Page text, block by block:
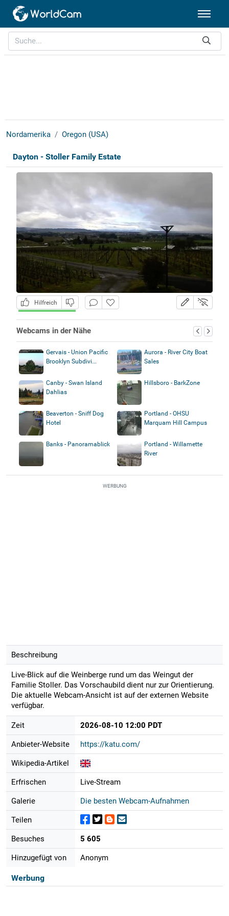
Nordamerika Oregon (USA)
Dayton - Stoller Family Estate
Hilfreich
Webcams in der Nähe
Gervais - Union Pacific
Brooklyn Subdivi...
Aurora - River City Boat
Sales
Canby - Swan Island
Dahlias
Hillsboro - BarkZone
Beaverton - Sniff Dog
Hotel
Portland - OHSU
Marquam Hill Campus
Banks - Panoramablick
Portland - Willamette
River
WERBUNG
Beschreibung
Live-Blick auf die Weinberge rund um das Weingut der
Familie Stoller. Das Vorschaubild dient nur zur Orientierung.
Die aktuelle Webcam-Ansicht ist auf der externen Website
verfügbar.
Zeit 2026-08-10 12:00 PDT
Anbieter-Website https://katu.com/
Wikipedia-Artikel
Erfrischen Live-Stream
Galerie Die besten Webcam-Aufnahmen
Teilen
Besuches 5 605
Hinzugefügt von Anonym
Werbung